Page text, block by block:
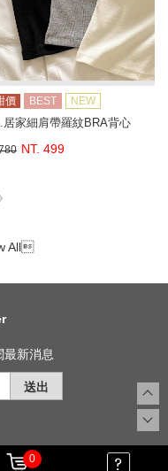
價 BEST NEW
居家細肩帶羅紋BRA背心
NT. 499
All
最新消息
送出
0